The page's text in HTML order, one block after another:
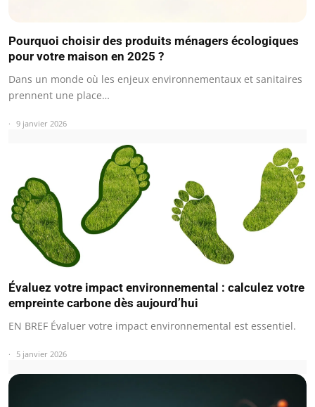
Pourquoi choisir des produits ménagers écologiques
pour votre maison en 2025 ?
Dans un monde où les enjeux environnementaux et sanitaires
prennent une place…
9 janvier 2026
Évaluez votre impact environnemental : calculez votre
empreinte carbone dès aujourd’hui
EN BREF Évaluer votre impact environnemental est essentiel.
5 janvier 2026